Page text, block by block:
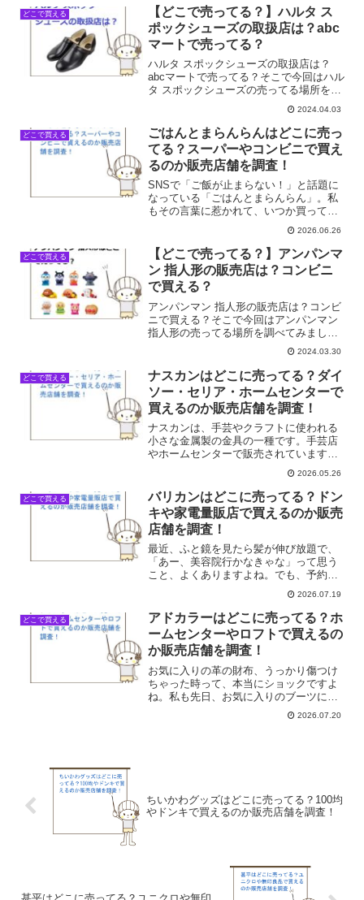
どこで買える
【どこで売ってる？】ハルタ ス
ポックシューズの取扱店は？abc
マートで売ってる？
ハルタ スポックシューズの取扱店は？
abcマートで売ってる？そこで今回はハル
タ スポックシューズの売ってる場所を調
2024.04.03
どこで買える
ごはんとまらんらんはどこに売っ
てる？スーパーやコンビニで買え
るのか販売店舗を調査！
SNSで「ご飯が止まらない！」と話題に
なっている「ごはんとまらんらん」。私
もその言葉に惹かれて、いつか買ってみ
たいなとずっと思っていました。いざ買
おうと思った時に限って、どこのお店で
見かけたのか全然思い出せないんですよ
ね。仕事帰りや週末の買...
2026.06.26
どこで買える
【どこで売ってる？】アンパンマ
ン 指人形の販売店は？コンビニ
で買える？
アンパンマン 指人形の販売店は？コンビ
ニで買える？そこで今回はアンパンマン
指人形の売ってる場所を調べてみまし
2024.03.30
どこで買える
ナスカンはどこに売ってる？ダイ
ソー・セリア・ホームセンターで
買えるのか販売店舗を調査！
ナスカンは、手芸やクラフトに使われる
小さな金属製の金具の一種です。手芸店
やホームセンターで販売されています
が、100円ショップでも見つけることがで
きます。今回は、ナスカンがどこで手に
入るのか、身近な店舗を中心に最新の販
売店を調査しました。ナ...
2026.05.26
どこで買える
バリカンはどこに売ってる？ドン
キや家電量販店で買えるのか販売
店舗を調査！
最近、ふと鏡を見たら髪が伸び放題で、
「あー、美容院行かなきゃな」って思う
こと、よくありますよね。でも、予約す
るのも面倒だし、時間もお金もかかる
し…って、ついつい後回しにしちゃうの
が私の悪い癖なんです。そんな時、SNS
でセルフカットしてる人を...
2026.07.19
どこで買える
アドカラーはどこに売ってる？ホ
ームセンターやロフトで買えるの
か販売店舗を調査！
お気に入りの革の財布、うっかり傷つけ
ちゃった時って、本当にショックですよ
ね。私も先日、お気に入りのブーツにガ
リッとやってしまって、どうしようかな
って思ってたんです。何か良い補修材は
2026.07.20
ちいかわグッズはどこに売ってる？100均
やドンキで買えるのか販売店舗を調査！